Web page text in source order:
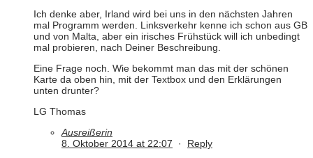
Ich denke aber, Irland wird bei uns in den nächsten Jahren
mal Programm werden. Linksverkehr kenne ich schon aus GB
und von Malta, aber ein irisches Frühstück will ich unbedingt
mal probieren, nach Deiner Beschreibung.
Eine Frage noch. Wie bekommt man das mit der schönen
Karte da oben hin, mit der Textbox und den Erklärungen
unten drunter?
LG Thomas
Ausreißerin
8. Oktober 2014 at 22:07 · Reply